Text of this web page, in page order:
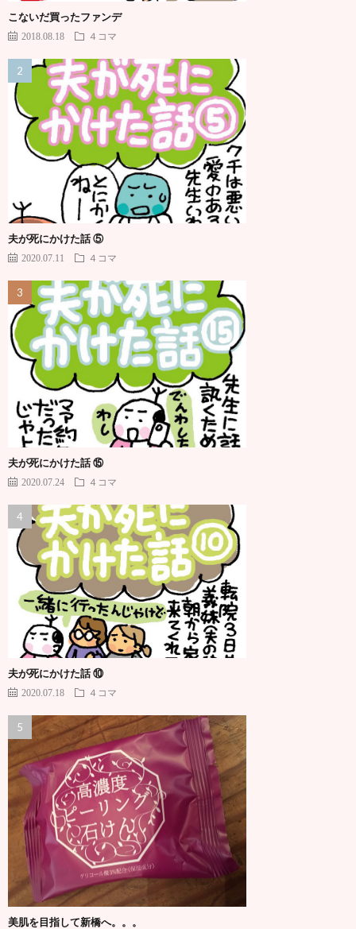
こないだ買ったファンデ
2018.08.18 ４コマ
夫が死にかけた話 ⑤
2020.07.11 ４コマ
夫が死にかけた話 ⑮
2020.07.24 ４コマ
夫が死にかけた話 ⑩
2020.07.18 ４コマ
美肌を目指して新橋へ。。。